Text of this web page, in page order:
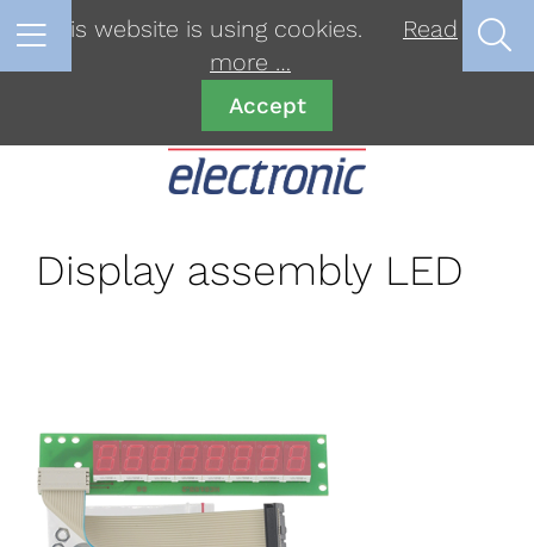
Display assembly LED
This website is using cookies.
Read
more …
Accept